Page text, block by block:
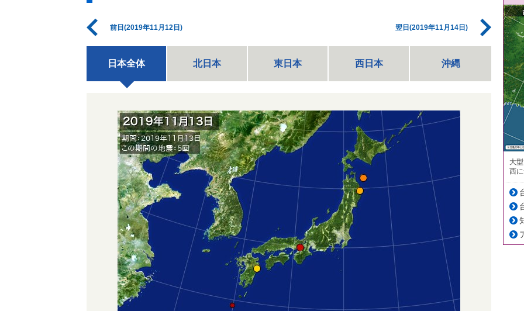
前日(2019年11月12日) 翌日(2019年11月14日)
日本全体 北日本 東日本 西日本 沖縄
大
西